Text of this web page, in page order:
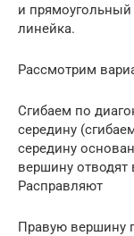
и
линейка.
Рассмотрим
Сгибаем по
середину
середину
вершину отводят
Расправляют
Правую вершину